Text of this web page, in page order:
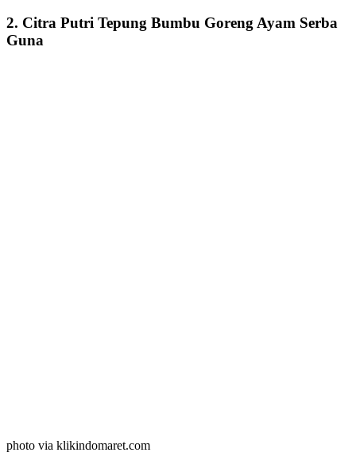
2. Citra Putri Tepung Bumbu Goreng Ayam Serba
Guna
photo via klikindomaret.com